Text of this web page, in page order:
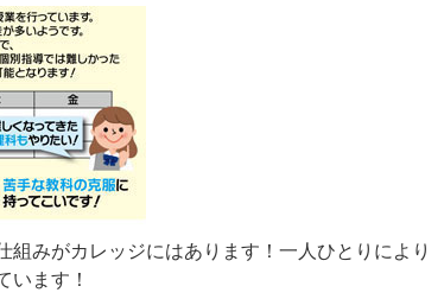
みがカレッジにはあります！一人ひとりにより
います！